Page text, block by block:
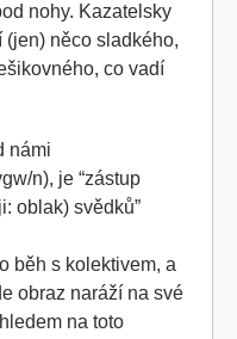
nohy. Kazatelsky
něco sladkého,
co vadí
námi
n), je “zástup
oblak) svědků”
běh s kolektivem, a
obraz naráží na své
na toto